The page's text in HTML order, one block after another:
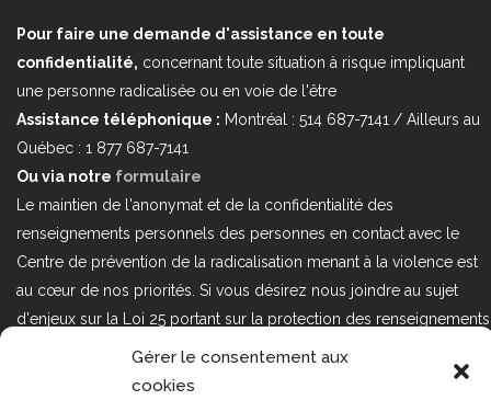
Gérer le consentement aux
cookies
Pour faire une demande d'assistance en toute
confidentialité, concernant toute situation à risque impliquant
une personne radicalisée ou en voie de l'être
Assistance téléphonique : Montréal : 514 687-7141 / Ailleurs au
Québec : 1 877 687-7141
Ou via notre formulaire
Le maintien de l'anonymat et de la confidentialité des
renseignements personnels des personnes en contact avec le
Centre de prévention de la radicalisation menant à la violence est
au cœur de nos priorités. Si vous désirez nous joindre au sujet
d'enjeux sur la Loi 25 portant sur la protection des renseignements
personnels dans le secteur privé, veuillez communiquer avec
nous à l'adresse courriel suivant : loi25@cprmv.org Pour en savoir